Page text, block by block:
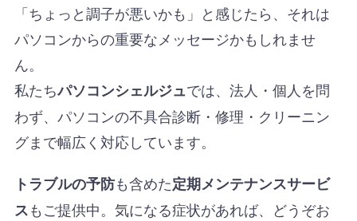
「ちょっと調子が悪いかも」と感じたら、それは
パソコンからの重要なメッセージかもしれませ
ん。
私たちパソコンシェルジュでは、法人・個人を問
わず、パソコンの不具合診断・修理・クリーニン
グまで幅広く対応しています。
トラブルの予防も含めた定期メンテナンスサービ
スもご提供中。気になる症状があれば、どうぞお